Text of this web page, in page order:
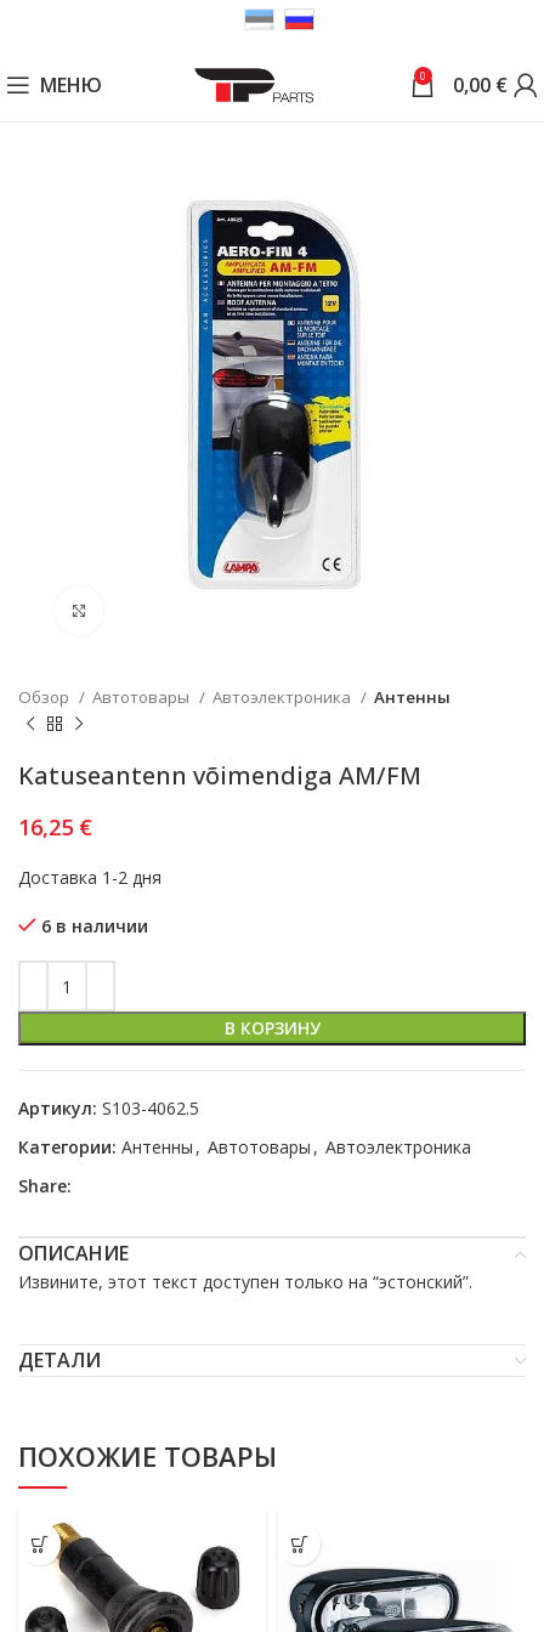
МЕНЮ 0 0,00 €
Обзор Автотовары Автоэлектроника Антенны
Katuseantenn võimendiga AM/FM
16,25 €
Доставка 1-2 дня
6 в наличии
В КОРЗИНУ
Артикул: S103-4062.5
Категории: Антенны , Автотовары , Автоэлектроника
Share:
ОПИСАНИЕ
Извините, этот текст доступен только на “эстонский”.
ДЕТАЛИ
ПОХОЖИЕ ТОВАРЫ